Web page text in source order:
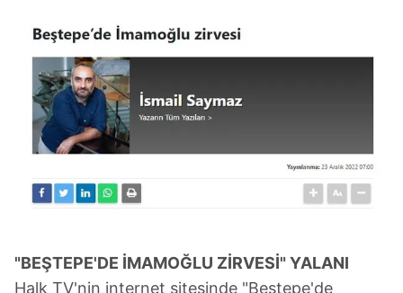
"BEŞTEPE'DE İMAMOĞLU ZİRVESİ" YALANI
Halk TV'nin internet sitesinde "Beştepe'de